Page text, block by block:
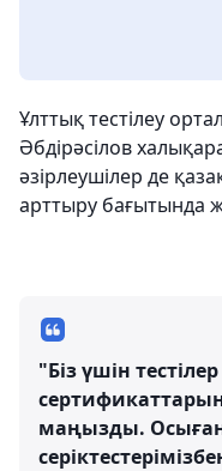
Ұлттық тестілеу
Әбдірәсілов
әзірлеушілер де
арттыру бағытында
"Біз үшін
маңызды.